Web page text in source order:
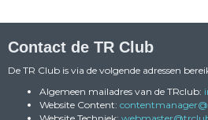
Contact de TR Club
De TR Club is via de volgende adressen
Algemeen mailadres van de TRclub:
Website Content: reganamtnetnoc